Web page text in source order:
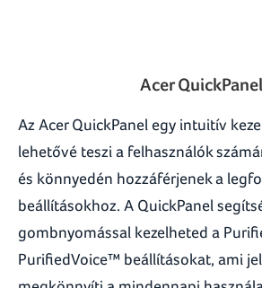
Acer QuickPanel
Az Acer QuickPanel egy intuitív
lehetővé teszi a felhasználók
és könnyedén hozzáférjenek a
beállításokhoz. A QuickPanel
gombnyomással kezelheted a
PurifiedVoice™ beállításokat, ami